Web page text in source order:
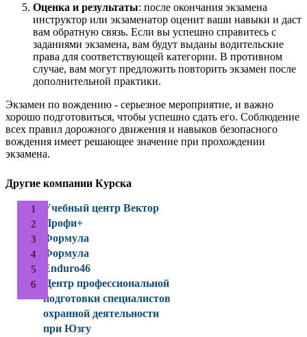
Оценка и результаты: после окончания экзамена
инструктор или экзаменатор оценит ваши навыки и даст
вам обратную связь. Если вы успешно справитесь с
заданиями экзамена, вам будут выданы водительские
права для соответствующей категории. В противном
случае, вам могут предложить повторить экзамен после
дополнительной практики.
Экзамен по вождению - серьезное мероприятие, и важно
хорошо подготовиться, чтобы успешно сдать его. Соблюдение
всех правил дорожного движения и навыков безопасного
вождения имеет решающее значение при прохождении
экзамена.
Другие компании Курска
Учебный центр Вектор
Профи+
Формула
Формула
Enduro46
Центр профессиональной
подготовки специалистов
охранной деятельности
при Юзгу